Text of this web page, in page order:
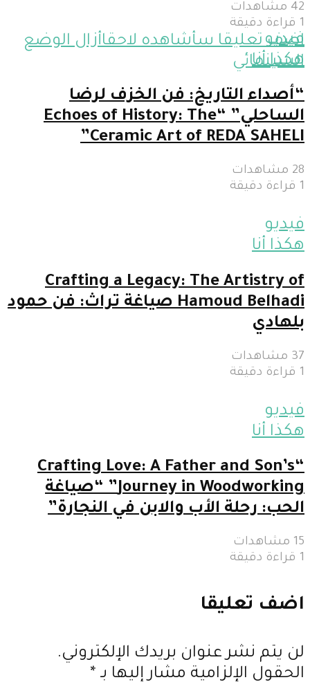
42 مشاهدات
1 قراءة دقيقة
اضف تعليقا سأشاهده لاحقاأزالالوضع
السينمائي
فيديو
هكذا أنا
“أصداء التاريخ: فن الخزف لرضا
الساحلي” “Echoes of History: The
Ceramic Art of REDA SAHELI”
28 مشاهدات
1 قراءة دقيقة
فيديو
هكذا أنا
Crafting a Legacy: The Artistry of
Hamoud Belhadi صياغة تراث: فن حمود
بلهادي
37 مشاهدات
1 قراءة دقيقة
فيديو
هكذا أنا
“Crafting Love: A Father and Son’s
Journey in Woodworking” “صياغة
الحب: رحلة الأب والابن في النجارة”
15 مشاهدات
1 قراءة دقيقة
اضف تعليقا
لن يتم نشر عنوان بريدك الإلكتروني.
الحقول الإلزامية مشار إليها بـ *